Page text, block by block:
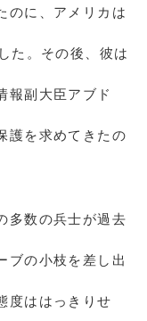
のに、アメリカは
た。その後、彼は
報副大臣アブド
護を求めてきたの
多数の兵士が過去
ブの小枝を差し出
度ははっきりせ